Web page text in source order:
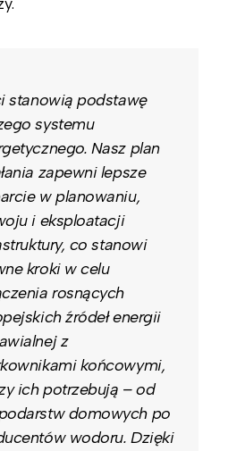
stanowią podstawę
systemu
Nasz plan
zapewni lepsze
w planowaniu,
i eksploatacji
co stanowi
kroki w celu
rosnących
źródeł energii
z
końcowymi,
ich potrzebują – od
domowych po
wodoru. Dzięki